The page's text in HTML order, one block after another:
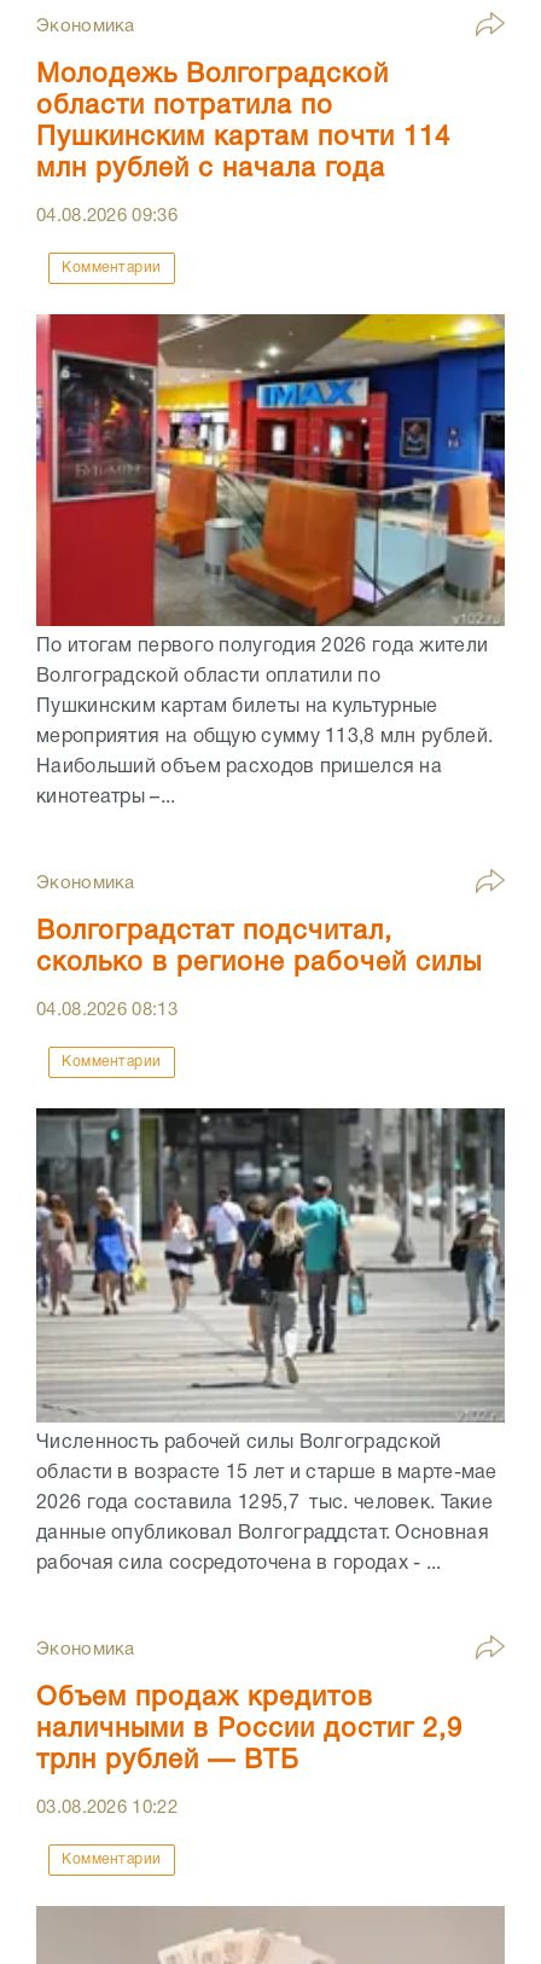
Экономика
Молодежь Волгоградской
области потратила по
Пушкинским картам почти 114
млн рублей с начала года
04.08.202609:36
Комментарии
По итогам первого полугодия 2026 года жители
Волгоградской области оплатили по
Пушкинским картам билеты на культурные
мероприятия на общую сумму 113,8 млн рублей.
Наибольший объем расходов пришелся на
кинотеатры –...
Экономика
Волгоградстат подсчитал,
сколько в регионе рабочей силы
04.08.202608:13
Комментарии
Численность рабочей силы Волгоградской
области в возрасте 15 лет и старше в марте-мае
2026 года составила 1295,7 тыс. человек. Такие
данные опубликовал Волгограддстат. Основная
рабочая сила сосредоточена в городах - ...
Экономика
Объем продаж кредитов
наличными в России достиг 2,9
трлн рублей — ВТБ
03.08.2026 10:22
Комментарии